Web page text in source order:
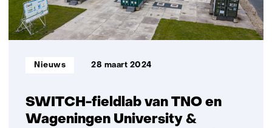
SWITCH-fieldlab van TNO en
Wageningen University &
Informatietype:
Nieuws 28 maart 2024